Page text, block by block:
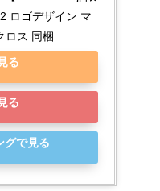
ロゴデザイン マ
ロス 同梱
る
る
グで見る